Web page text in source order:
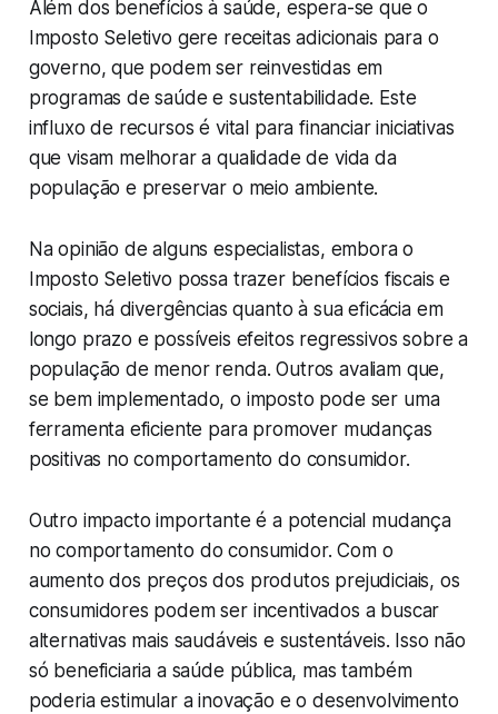
Além dos benefícios à saúde, espera-se que o
Imposto Seletivo gere receitas adicionais para o
governo, que podem ser reinvestidas em
programas de saúde e sustentabilidade. Este
influxo de recursos é vital para financiar iniciativas
que visam melhorar a qualidade de vida da
população e preservar o meio ambiente.
Na opinião de alguns especialistas, embora o
Imposto Seletivo possa trazer benefícios fiscais e
sociais, há divergências quanto à sua eficácia em
longo prazo e possíveis efeitos regressivos sobre a
população de menor renda. Outros avaliam que,
se bem implementado, o imposto pode ser uma
ferramenta eficiente para promover mudanças
positivas no comportamento do consumidor.
Outro impacto importante é a potencial mudança
no comportamento do consumidor. Com o
aumento dos preços dos produtos prejudiciais, os
consumidores podem ser incentivados a buscar
alternativas mais saudáveis e sustentáveis. Isso não
só beneficiaria a saúde pública, mas também
poderia estimular a inovação e o desenvolvimento